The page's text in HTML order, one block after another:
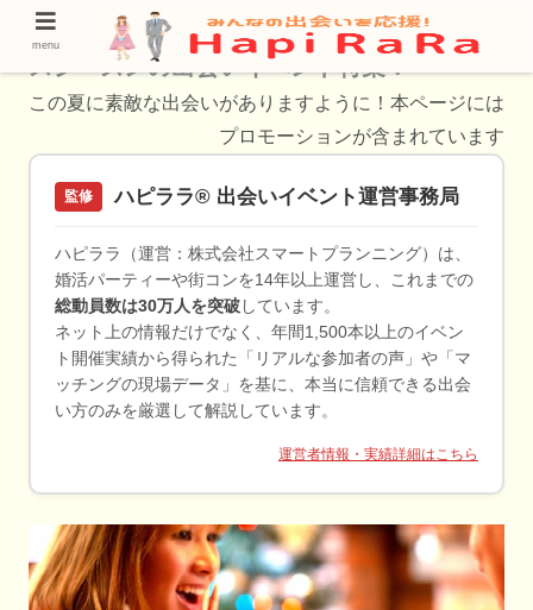
【2022年度版】長岡市で開催するクリスマ
スシーズンの出会いイベント特集！
この夏に素敵な出会いがありますように！本ページには
プロモーションが含まれています
監修 ハピララ® 出会いイベント運営事務局
ハピララ（運営：株式会社スマートプランニング）は、
婚活パーティーや街コンを14年以上運営し、これまでの
総動員数は30万人を突破 しています。
ネット上の情報だけでなく、年間1,500本以上のイベン
ト開催実績から得られた「リアルな参加者の声」や「マ
ッチングの現場データ」を基に、本当に信頼できる出会
い方のみを厳選して解説しています。
運営者情報・実績詳細はこちら
menu